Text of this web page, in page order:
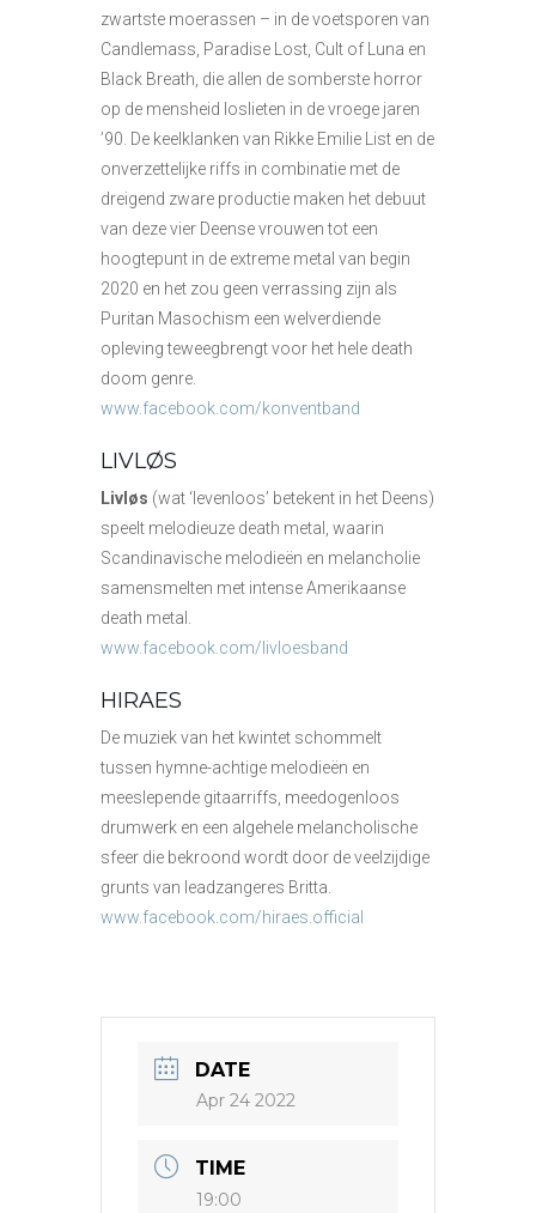
zwartste moerassen – in de voetsporen van
Candlemass, Paradise Lost, Cult of Luna en
Black Breath, die allen de somberste horror
op de mensheid loslieten in de vroege jaren
’90. De keelklanken van Rikke Emilie List en de
onverzettelijke riffs in combinatie met de
dreigend zware productie maken het debuut
van deze vier Deense vrouwen tot een
hoogtepunt in de extreme metal van begin
2020 en het zou geen verrassing zijn als
Puritan Masochism een welverdiende
opleving teweegbrengt voor het hele death
doom genre.
www.facebook.com/konventband
LIVLØS
Livløs (wat ‘levenloos’ betekent in het Deens)
speelt melodieuze death metal, waarin
Scandinavische melodieën en melancholie
samensmelten met intense Amerikaanse
death metal.
www.facebook.com/livloesband
HIRAES
De muziek van het kwintet schommelt
tussen hymne-achtige melodieën en
meeslepende gitaarriffs, meedogenloos
drumwerk en een algehele melancholische
sfeer die bekroond wordt door de veelzijdige
grunts van leadzangeres Britta.
www.facebook.com/hiraes.official
DATE
Apr 24 2022
TIME
19:00